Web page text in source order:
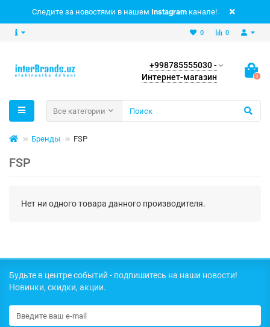
Следите за новостями в нашем Instagram канале!
0
0
+998785555030 -
Интернет-магазин
0
Все категории
Бренды FSP
FSP
Нет ни одного товара данного производителя.
Будьте в центре событий - подпишитесь на наши новости!
Новинки, скидки, акции.